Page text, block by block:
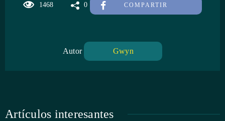
1468 0 COMPARTIR
Autor Gwyn
Artículos interesantes